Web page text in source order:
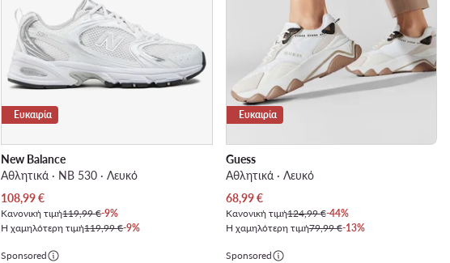
Ευκαιρία
New Balance
Αθλητικά · NB 530 · Λευκό
Τρέχουσα τιμή
108,99€
Κανονική τιμή119,99 €-9%
Η χαμηλότερη τιμή119,99 €-9%
Ευκαιρία
Guess
Αθλητικά · Λευκό
Τρέχουσα τιμή
68,99€
Κανονική τιμή124,99 €-44%
Η χαμηλότερη τιμή79,99 €-13%
Sponsored Sponsored